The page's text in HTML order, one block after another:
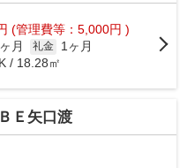
(管理費等：5,000円 )
月 礼金
1ヶ月
/ 18.28㎡
Ｅ矢口渡